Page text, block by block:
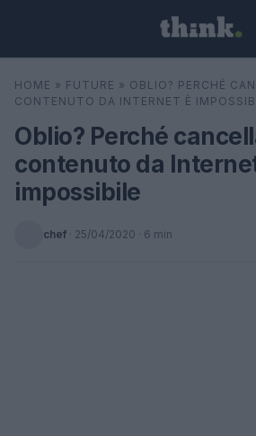
Cerca
HOME » FUTURE » OBLIO? PERCHÉ
CONTENUTO DA INTERNET È
Oblio? Perché
contenuto da
impossibile
chef · 25/04/2020 · 6 min